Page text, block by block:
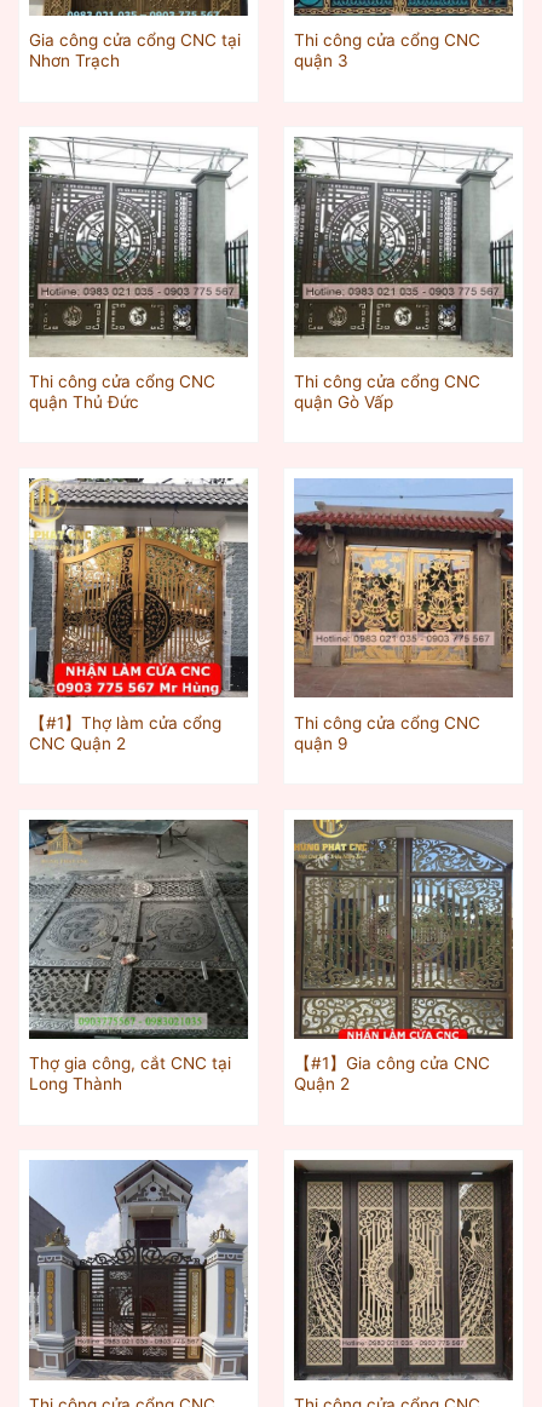
Gia công cửa cổng CNC tại
Nhơn Trạch
Thi công cửa cổng CNC
quận 3
Thi công cửa cổng CNC
quận Thủ Đức
Thi công cửa cổng CNC
quận Gò Vấp
【#1】Thợ làm cửa cổng
CNC Quận 2
Thi công cửa cổng CNC
quận 9
Thợ gia công, cắt CNC tại
Long Thành
【#1】Gia công cửa CNC
Quận 2